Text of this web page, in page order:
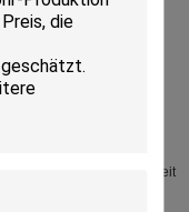
des Stahlrohrs, unter
Rollen, um alle Arten
Baurohren,
Möbelrohr,
Maschine kann weit
die Rohre des hohen